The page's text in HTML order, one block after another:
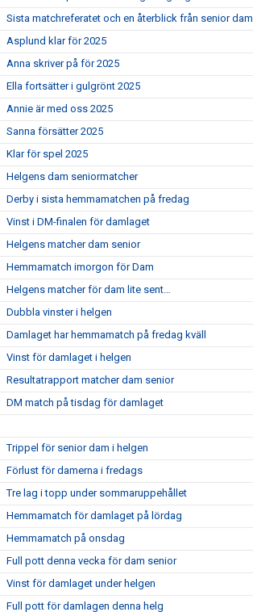
Sista matchreferatet och en återblick från senior dam
Asplund klar för 2025
Anna skriver på för 2025
Ella fortsätter i gulgrönt 2025
Annie är med oss 2025
Sanna försätter 2025
Klar för spel 2025
Helgens dam seniormatcher
Derby i sista hemmamatchen på fredag
Vinst i DM-finalen för damlaget
Helgens matcher dam senior
Hemmamatch imorgon för Dam
Helgens matcher för dam lite sent…
Dubbla vinster i helgen
Damlaget har hemmamatch på fredag kväll
Vinst för damlaget i helgen
Resultatrapport matcher dam senior
DM match på tisdag för damlaget
Trippel för senior dam i helgen
Förlust för damerna i fredags
Tre lag i topp under sommaruppehållet
Hemmamatch för damlaget på lördag
Hemmamatch på onsdag
Full pott denna vecka för dam senior
Vinst för damlaget under helgen
Full pott för damlagen denna helg